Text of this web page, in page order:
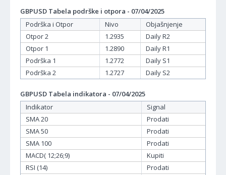
GBPUSD Tabela podrške i otpora - 07/04/2025
Podrška i Otpor
Nivo
Objašnjenje
Otpor 2
1.2935
Daily R2
Otpor 1
1.2890
Daily R1
Podrška 1
1.2772
Daily S1
Podrška 2
1.2727 Daily S2
GBPUSD Tabela indikatora - 07/04/2025
Indikator
Signal
SMA 20
Prodati
SMA 50
Prodati
SMA 100
Prodati
MACD( 12;26;9)
Kupiti
RSI (14)
Prodati